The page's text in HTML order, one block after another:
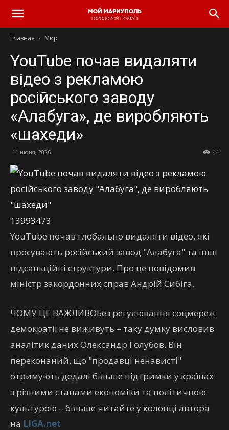
Главная Мир
YouTube почав видаляти
відео з рекламою
російського заводу
«Алабуга», де виробляють
«шахеди»
11 июня, 2026 44
13993473
YouTube почав глобально видаляти відео, які
просувають російський завод "Алабуга" та інші
підсанкційні структури. Про це повідомив
міністр закордонних справ Андрій Сибіга.
ЧОМУ ЦЕ ВАЖЛИВОБез регулювання соцмереж
демократії не виживуть – таку думку висловив
аналітик даних Олександр Голубов. Він
переконаний, що "продавці ненависті"
отримують дедалі більше підтримки у країнах
з різними станами економіки та політичною
культурою – більше читайте у колонці автора
на LIGA.net